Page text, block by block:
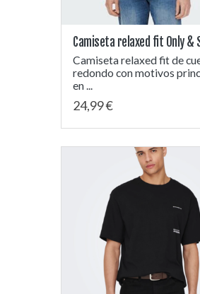
Camiseta relaxed fit Only &
Camiseta relaxed fit de
redondo con motivos
en ...
24,99 €